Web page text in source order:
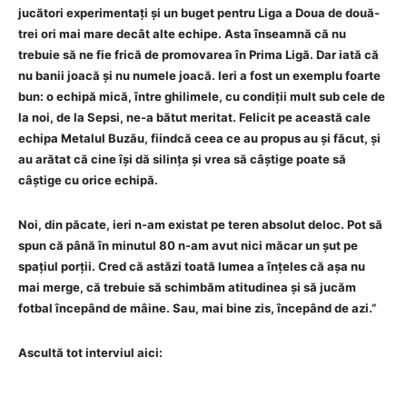
jucători experimentați și un buget pentru Liga a Doua de două-
trei ori mai mare decât alte echipe. Asta înseamnă că nu
trebuie să ne fie frică de promovarea în Prima Ligă. Dar iată că
nu banii joacă și nu numele joacă. Ieri a fost un exemplu foarte
bun: o echipă mică, între ghilimele, cu condiții mult sub cele de
la noi, de la Sepsi, ne-a bătut meritat. Felicit pe această cale
echipa Metalul Buzău, fiindcă ceea ce au propus au și făcut, și
au arătat că cine își dă silința și vrea să câștige poate să
câștige cu orice echipă.
Noi, din păcate, ieri n-am existat pe teren absolut deloc. Pot să
spun că până în minutul 80 n-am avut nici măcar un șut pe
spațiul porții. Cred că astăzi toată lumea a înțeles că așa nu
mai merge, că trebuie să schimbăm atitudinea și să jucăm
fotbal începând de mâine. Sau, mai bine zis, începând de azi.”
Ascultă tot interviul aici: